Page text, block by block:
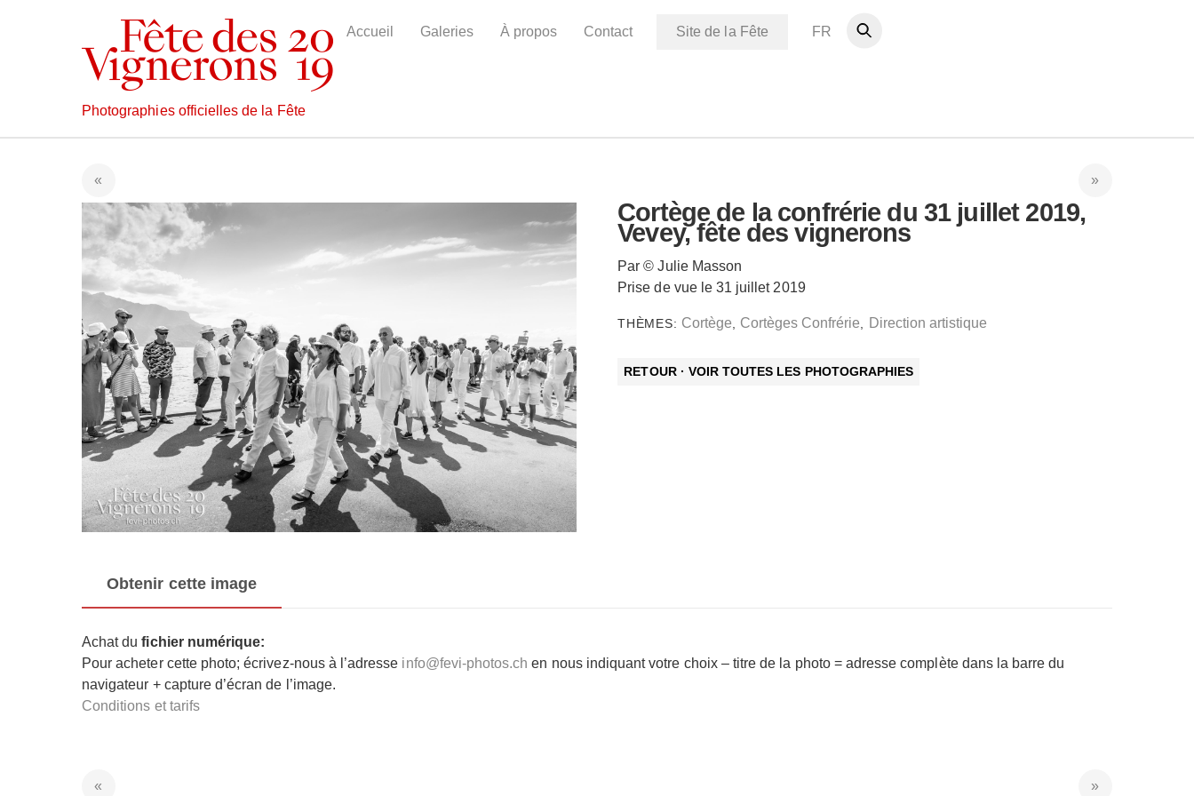
Photographies officielles de la Fête
Accueil Galeries À propos Contact Site de la Fête FR
Cortège de la confrérie du 31 juillet 2019,
Vevey, fête des vignerons
Par © Julie Masson
Prise de vue le 31 juillet 2019
THÈMES: Cortège, Cortèges Confrérie, Direction artistique
RETOUR · VOIR TOUTES LES PHOTOGRAPHIES
Obtenir cette image
Achat du fichier numérique:
Pour acheter cette photo; écrivez-nous à l’adresse info@fevi-photos.ch en nous indiquant votre choix – titre de la photo = adresse complète dans la barre du
navigateur + capture d’écran de l’image.
Conditions et tarifs